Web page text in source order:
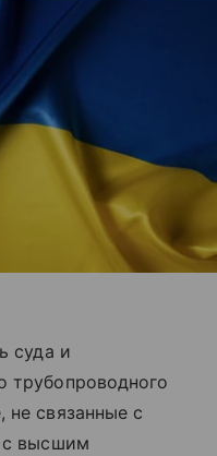
суда и
трубопроводного
связанные с
с высшим